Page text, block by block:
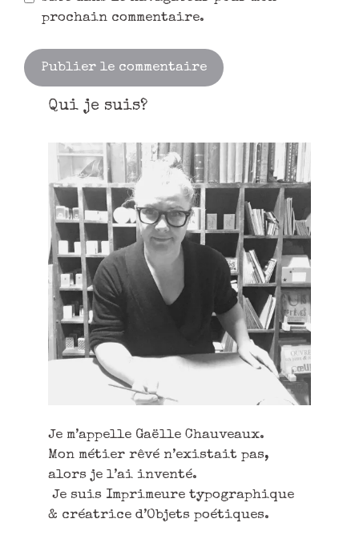
prochain commentaire.
Qui je suis?
Je m’appelle Gaëlle Chauveaux.
Mon métier rêvé n’existait pas,
alors je l’ai inventé.
Je suis Imprimeure typographique
& créatrice d’Objets poétiques.